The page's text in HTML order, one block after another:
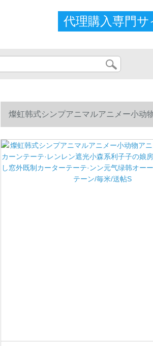
代理購入専門サ
燦虹韩式シンプアニマルアニメー小动
し窓外既制カーターテーテ·ンン元气绿韩